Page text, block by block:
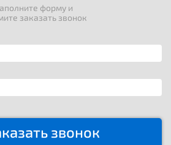
форму и
заказать звонок
звонок